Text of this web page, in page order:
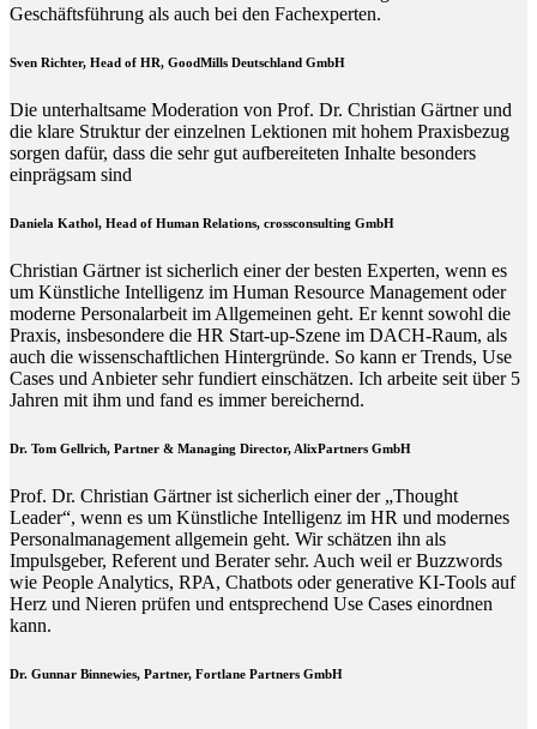
Geschäftsführung als auch bei den Fachexperten.
Sven Richter, Head of HR, GoodMills Deutschland GmbH
Die unterhaltsame Moderation von Prof. Dr. Christian Gärtner und
die klare Struktur der einzelnen Lektionen mit hohem Praxisbezug
sorgen dafür, dass die sehr gut aufbereiteten Inhalte besonders
einprägsam sind
Daniela Kathol, Head of Human Relations, crossconsulting GmbH
Christian Gärtner ist sicherlich einer der besten Experten, wenn es
um Künstliche Intelligenz im Human Resource Management oder
moderne Personalarbeit im Allgemeinen geht. Er kennt sowohl die
Praxis, insbesondere die HR Start-up-Szene im DACH-Raum, als
auch die wissenschaftlichen Hintergründe. So kann er Trends, Use
Cases und Anbieter sehr fundiert einschätzen. Ich arbeite seit über 5
Jahren mit ihm und fand es immer bereichernd.
Dr. Tom Gellrich, Partner & Managing Director, AlixPartners GmbH
Prof. Dr. Christian Gärtner ist sicherlich einer der „Thought
Leader“, wenn es um Künstliche Intelligenz im HR und modernes
Personalmanagement allgemein geht. Wir schätzen ihn als
Impulsgeber, Referent und Berater sehr. Auch weil er Buzzwords
wie People Analytics, RPA, Chatbots oder generative KI-Tools auf
Herz und Nieren prüfen und entsprechend Use Cases einordnen
kann.
Dr. Gunnar Binnewies, Partner, Fortlane Partners GmbH